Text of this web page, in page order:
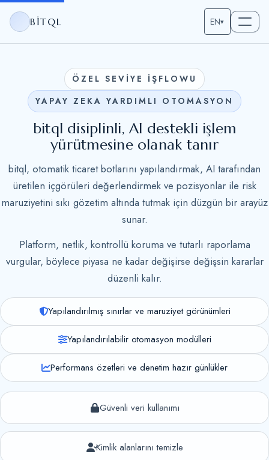
BITQL EN▾
ÖZEL SEVİYE İŞFLOWU
YAPAY ZEKA YARDIMLI OTOMASYON
bitql disiplinli, AI destekli işlem
yürütmesine olanak tanır
bitql, otomatik ticaret botlarını yapılandırmak, AI tarafından
üretilen içgörüleri değerlendirmek ve pozisyonlar ile risk
maruziyetini sıkı gözetim altında tutmak için düzgün bir arayüz
sunar.
Platform, netlik, kontrollü koruma ve tutarlı raporlama
vurgular, böylece piyasa ne kadar değişirse değişsin kararlar
düzenli kalır.
Yapılandırılmış sınırlar ve maruziyet görünümleri
Yapılandırılabilir otomasyon modülleri
Performans özetleri ve denetim hazır günlükler
Güvenli veri kullanımı
Kimlik alanlarını temizle